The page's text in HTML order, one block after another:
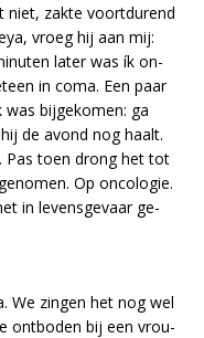
niet, zak­te voort­du­rend
vroeg hij aan mij:
la­ter was ík on­
in coma. Een paar
was bij­ge­ko­men: ga
de avond nog haalt.
Pas toen drong het tot
Op on­co­lo­gie.
in le­vens­ge­vaar ge­
We zin­gen het nog wel
ont­bo­den bij een vrou­